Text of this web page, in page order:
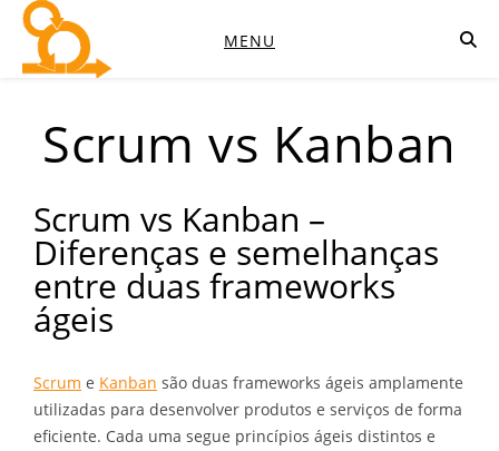
MENU
Scrum vs Kanban
Scrum vs Kanban –
Diferenças e semelhanças
entre duas frameworks
ágeis
Scrum e Kanban são duas frameworks ágeis amplamente
utilizadas para desenvolver produtos e serviços de forma
eficiente. Cada uma segue princípios ágeis distintos e